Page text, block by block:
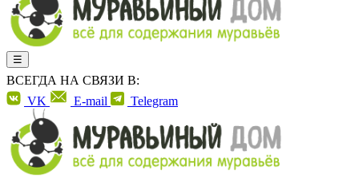
☰
ВСЕГДА НА СВЯЗИ В:
VK
E-mail Telegram